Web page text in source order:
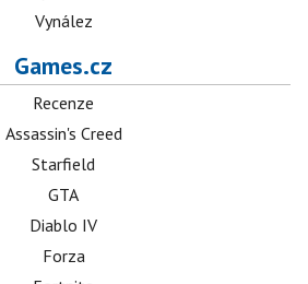
Vynález
Games.cz
Recenze
Assassin's Creed
Starfield
GTA
Diablo IV
Forza